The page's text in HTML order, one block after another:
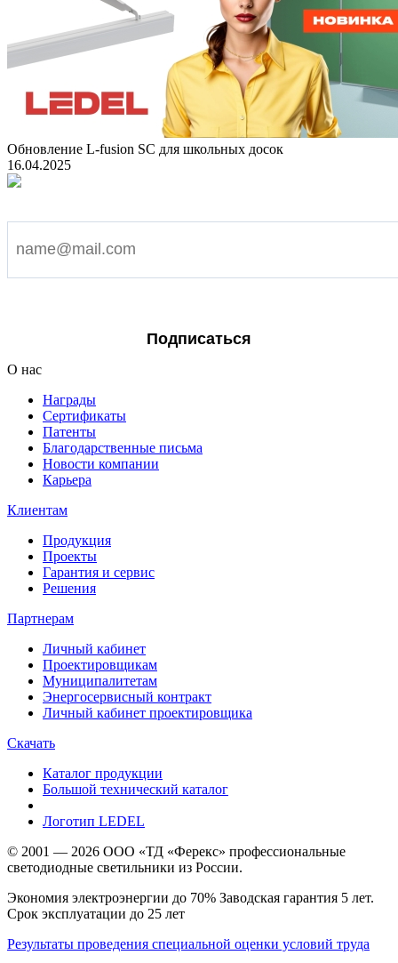
Обновление L-fusion SC для школьных досок
16.04.2025
Подписаться
О нас
Награды
Сертификаты
Патенты
Благодарственные письма
Новости компании
Карьера
Клиентам
Продукция
Проекты
Гарантия и сервис
Решения
Партнерам
Личный кабинет
Проектировщикам
Муниципалитетам
Энергосервисный контракт
Личный кабинет проектировщика
Скачать
Каталог продукции
Большой технический каталог
Логотип LEDEL
© 2001 — 2026 ООО «ТД «Ферекс» профессиональные
светодиодные светильники из России.
Экономия электроэнергии до 70% Заводская гарантия 5 лет.
Срок эксплуатации до 25 лет
Результаты проведения специальной оценки условий труда